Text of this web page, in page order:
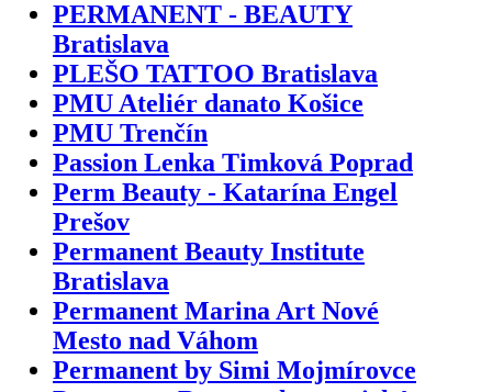
PERMANENT - BEAUTY
Bratislava
PLEŠO TATTOO Bratislava
PMU Ateliér danato Košice
PMU Trenčín
Passion Lenka Timková Poprad
Perm Beauty - Katarína Engel
Prešov
Permanent Beauty Institute
Bratislava
Permanent Marina Art Nové
Mesto nad Váhom
Permanent by Simi Mojmírovce